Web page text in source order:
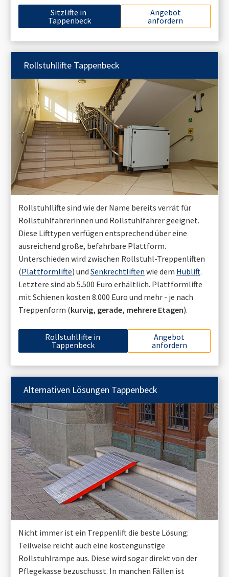
Sitzlifte in
Tappenbeck
Angebot
anfordern
Rollstuhllifte Tappenbeck
Rollstuhllifte sind wie der Name bereits verrät für
Rollstuhlfahrerinnen und Rollstuhlfahrer geeignet.
Diese Lifttypen verfügen entsprechend über eine
ausreichend große, befahrbare Plattform.
Unterschieden wird zwischen Rollstuhl-Treppenliften
(Plattformlifte) und Senkrechtliften wie dem Hublift.
Letztere sind ab 5.500 Euro erhältlich. Plattformlifte
mit Schienen kosten 8.000 Euro und mehr - je nach
Treppenform (kurvig, gerade, mehrere Etagen).
Rollstuhllifte in
Tappenbeck
Angebot
anfordern
Alternativen Lösungen Tappenbeck
Nicht immer ist ein Treppenlift die beste Lösung:
Teilweise reicht auch eine kostengünstige
Rollstuhlrampe aus. Diese wird sogar direkt von der
Pflegekasse bezuschusst. In manchen Fällen ist